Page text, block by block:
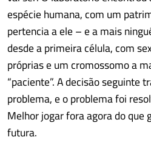
espécie humana, com um
pertencia a ele – e a mais
desde a primeira célula, com
próprias e um cromossomo a
“paciente”. A decisão seguinte
problema, e o problema foi
Melhor jogar fora agora do que
futura.